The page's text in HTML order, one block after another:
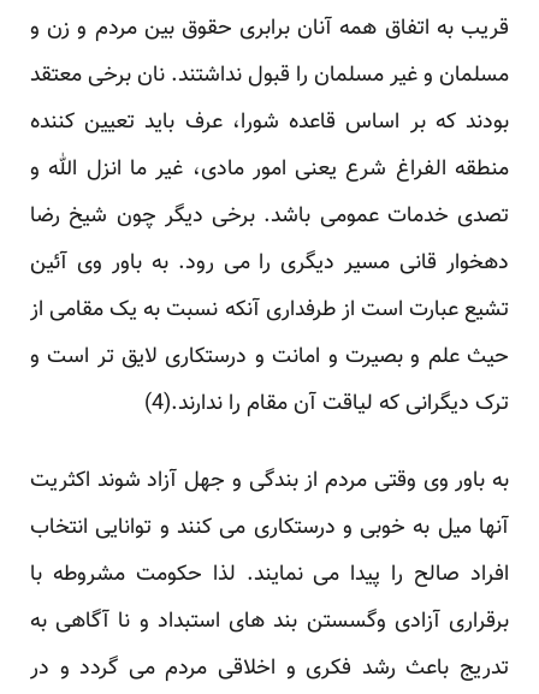
قریب به اتفاق همه آنان برابری حقوق بین مردم و زن و
مسلمان و غیر مسلمان را قبول نداشتند. نان برخی معتقد
بودند که بر اساس قاعده شورا، عرف باید تعیین کننده
منطقه الفراغ شرع یعنی امور مادی، غیر ما انزل الله و
تصدی خدمات عمومی باشد. برخی دیگر چون شیخ رضا
دهخوار قانی مسیر دیگری را می رود. به باور وی آئین
تشیع عبارت است از طرفداری آنکه نسبت به یک مقامی از
حیث علم و بصیرت و امانت و درستکاری لایق تر است و
ترک دیگرانی که لیاقت آن مقام را ندارند.(4)
به باور وی وقتی مردم از بندگی و جهل آزاد شوند اکثریت
آنها میل به خوبی و درستکاری می کنند و توانایی انتخاب
افراد صالح را پیدا می نمایند. لذا حکومت مشروطه با
برقراری آزادی وگسستن بند های استبداد و نا آگاهی به
تدریج باعث رشد فکری و اخلاقی مردم می گردد و در